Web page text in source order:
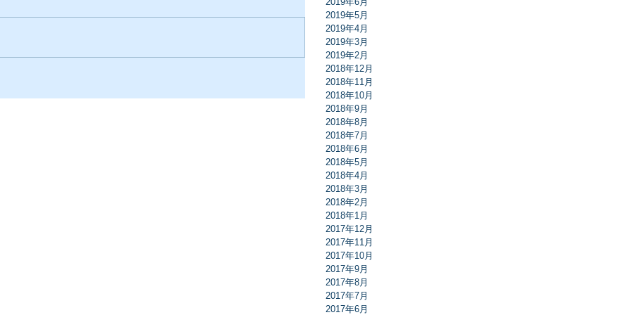
2019年5月
2019年4月
2019年3月
2019年2月
2018年12月
2018年11月
2018年10月
2018年9月
2018年8月
2018年7月
2018年6月
2018年5月
2018年4月
2018年3月
2018年2月
2018年1月
2017年12月
2017年11月
2017年10月
2017年9月
2017年8月
2017年7月
2017年6月